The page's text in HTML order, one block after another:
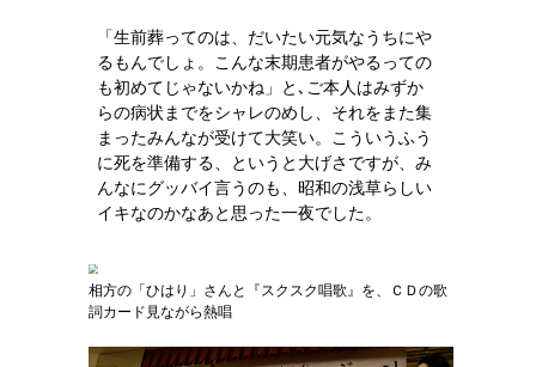
「生前葬ってのは、だいたい元気なうちにや
るもんでしょ。こんな末期患者がやるっての
も初めてじゃないかね」と､ご本人はみずか
らの病状までをシャレのめし、それをまた集
まったみんなが受けて大笑い。こういうふう
に死を準備する、というと大げさですが、み
んなにグッバイ言うのも、昭和の浅草らしい
イキなのかなあと思った一夜でした。
相方の「ひはり」さんと『スクスク唱歌』を、ＣＤの歌
詞カード見ながら熱唱